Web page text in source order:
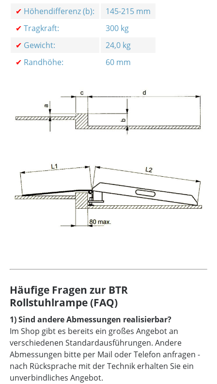
✔ Höhendifferenz (b):
145-215 mm
✔ Tragkraft:
300 kg
✔ Gewicht:
24,0 kg
✔ Randhöhe: 60 mm
Häufige Fragen zur BTR
Rollstuhlrampe (FAQ)
1) Sind andere Abmessungen realisierbar?
Im Shop gibt es bereits ein großes Angebot an
verschiedenen Standardausführungen. Andere
Abmessungen bitte per Mail oder Telefon anfragen -
nach Rücksprache mit der Technik erhalten Sie ein
unverbindliches Angebot.